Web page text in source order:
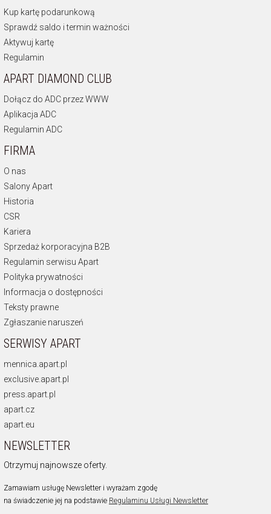
Kup kartę podarunkową
Sprawdź saldo i termin ważności
Aktywuj kartę
Regulamin
APART DIAMOND CLUB
Dołącz do ADC przez WWW
Aplikacja ADC
Regulamin ADC
FIRMA
O nas
Salony Apart
Historia
CSR
Kariera
Sprzedaż korporacyjna B2B
Regulamin serwisu Apart
Polityka prywatności
Informacja o dostępności
Teksty prawne
Zgłaszanie naruszeń
SERWISY APART
mennica.apart.pl
exclusive.apart.pl
press.apart.pl
apart.cz
apart.eu
NEWSLETTER
Otrzymuj najnowsze oferty.
Zamawiam usługę Newsletter i wyrażam zgodę
na świadczenie jej na podstawie Regulaminu Usługi Newsletter